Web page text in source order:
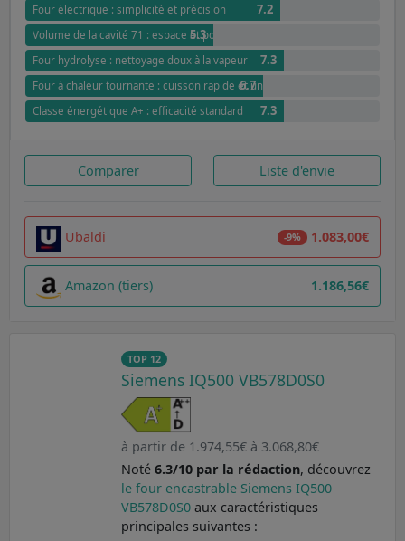
Four électrique : simplicité et précision 7.2
Volume de la cavité 71 : espace et polyvalence
5.3
Four hydrolyse : nettoyage doux à la vapeur 7.3
Four à chaleur tournante : cuisson rapide et uniforme
6.7
Classe énergétique A+ : efficacité standard 7.3
Comparer Liste d'envie
Ubaldi -9% 1.083,00€
Amazon (tiers) 1.186,56€
TOP 12
Siemens IQ500 VB578D0S0
à partir de 1.974,55€ à 3.068,80€
Noté 6.3/10 par la rédaction, découvrez
le four encastrable Siemens IQ500
VB578D0S0 aux caractéristiques
principales suivantes :